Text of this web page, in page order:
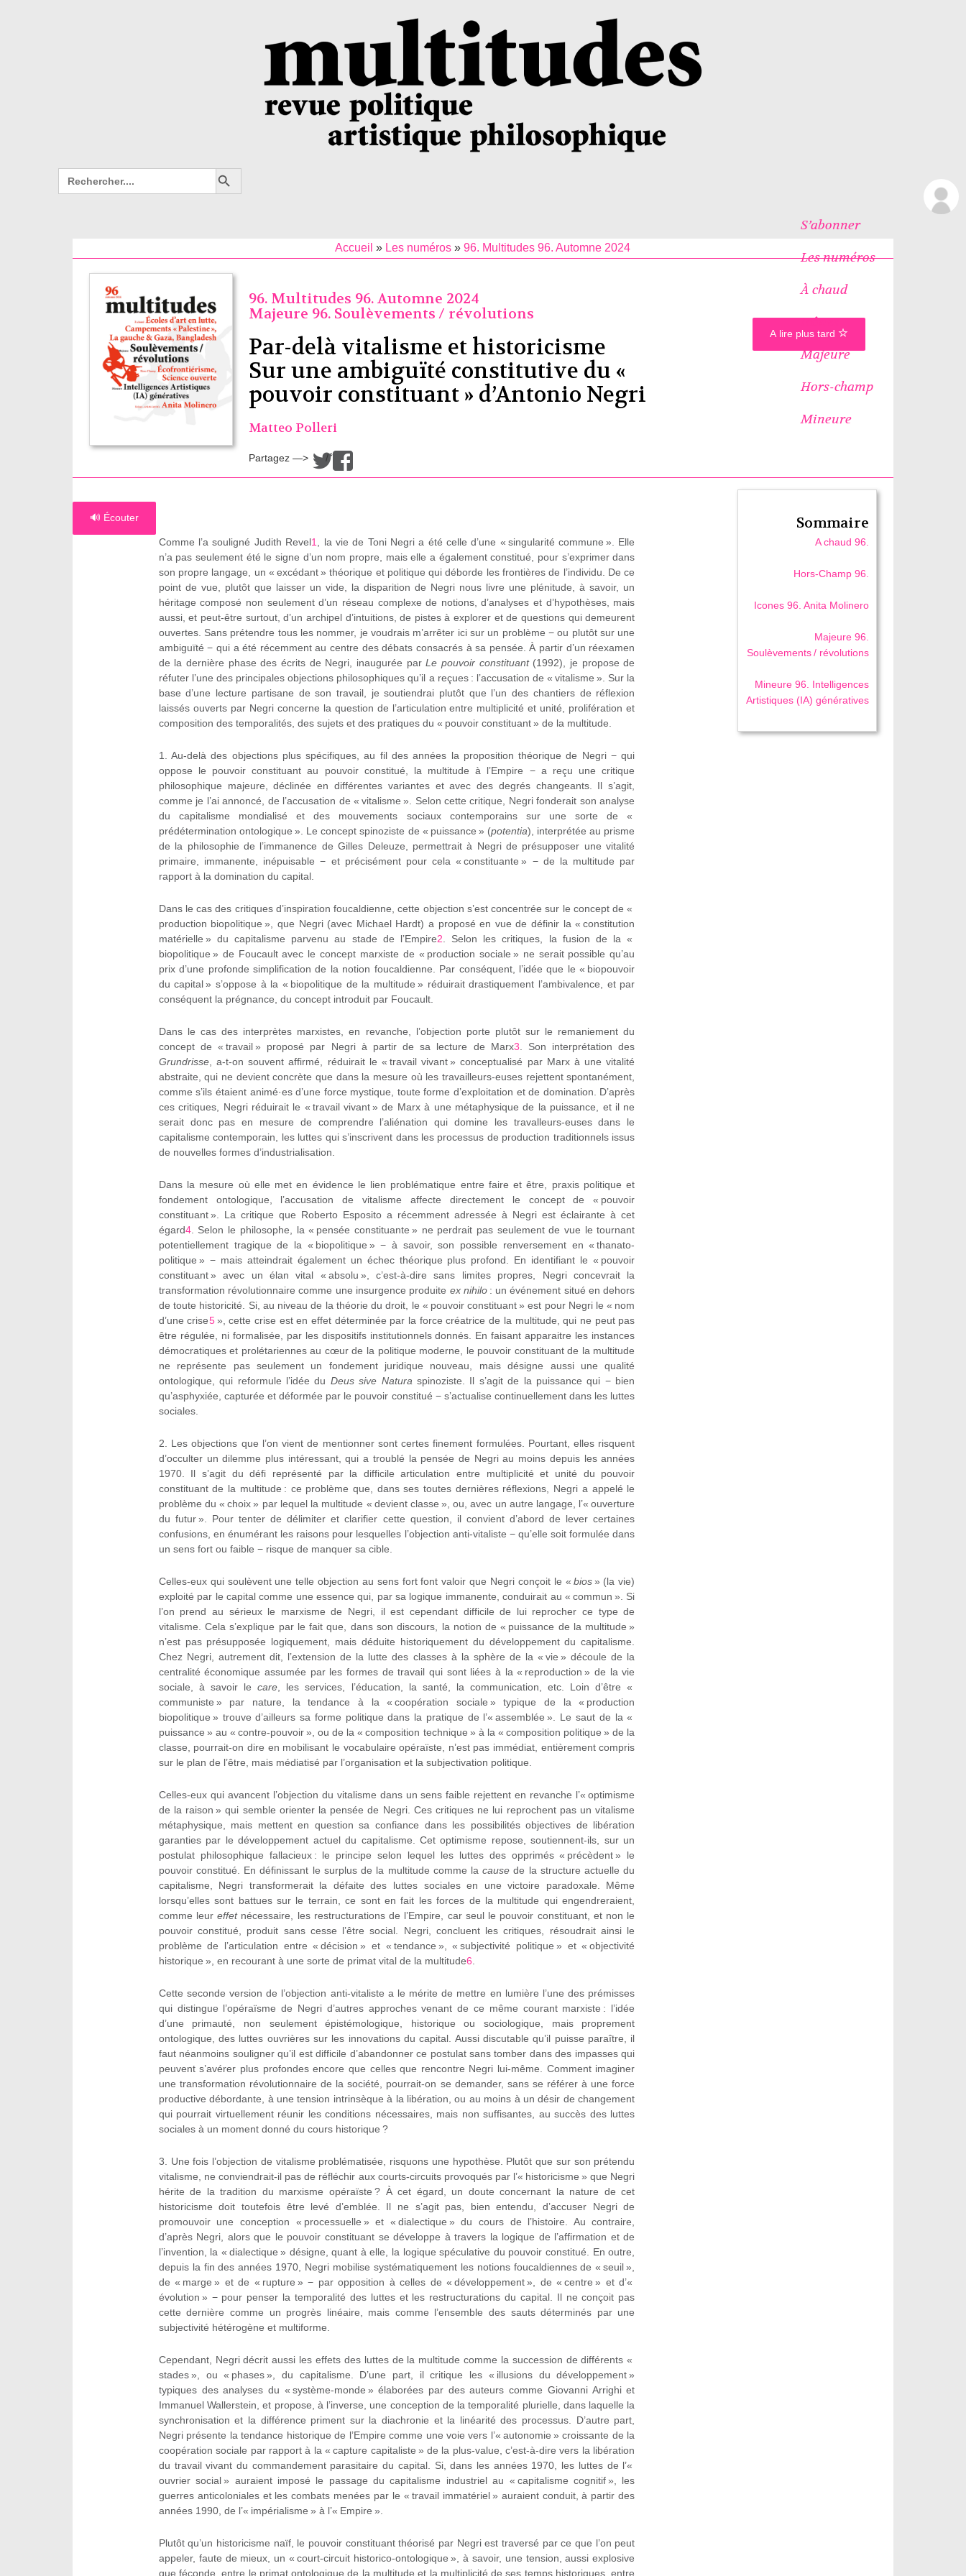
Search
for:
Search Button
S’abonner
Les numéros
À chaud
Icônes
Majeure
Hors-champ
Mineure
Accueil » Les numéros »96. Multitudes 96. Automne 2024
96. Multitudes 96. Automne 2024
Majeure 96. Soulèvements / révolutions
Par-delà vitalisme et historicisme
Sur une ambiguïté constitutive du «
pouvoir constituant » d’Antonio Negri
Matteo Polleri
Partagez —> /
🔊 Écouter
Comme l’a souligné Judith Revel1
, la vie de Toni Negri a été celle d’une « singularité commune ». Elle
n’a pas seulement été le signe d’un nom propre, mais elle a également constitué, pour s’exprimer dans
son propre langage, un « excédant » théorique et politique qui déborde les frontières de l’individu. De ce
point de vue, plutôt que laisser un vide, la disparition de Negri nous livre une plénitude, à savoir, un
héritage composé non seulement d’un réseau complexe de notions, d’analyses et d’hypothèses, mais
aussi, et peut-être surtout, d’un archipel d’intuitions, de pistes à explorer et de questions qui demeurent
ouvertes. Sans prétendre tous les nommer, je voudrais m’arrêter ici sur un problème − ou plutôt sur une
ambiguïté − qui a été récemment au centre des débats consacrés à sa pensée. À partir d’un réexamen
de la dernière phase des écrits de Negri, inaugurée parLe pouvoir constituant(1992), je propose de
réfuter l’une des principales objections philosophiques qu’il a reçues : l’accusation de « vitalisme ». Sur la
base d’une lecture partisane de son travail, je soutiendrai plutôt que l’un des chantiers de réflexion
laissés ouverts par Negri concerne la question de l’articulation entre multiplicité et unité, prolifération et
composition des temporalités, des sujets et des pratiques du « pouvoir constituant » de la multitude.
1.Au-delà des objections plus spécifiques, au fil des années la proposition théorique de Negri − qui
oppose le pouvoir constituant au pouvoir constitué, la multitude à l’Empire − a reçu une critique
philosophique majeure, déclinée en différentes variantes et avec des degrés changeants. Il s’agit,
comme je l’ai annoncé, de l’accusation de « vitalisme ». Selon cette critique, Negri fonderait son analyse
du capitalisme mondialisé et des mouvements sociaux contemporains sur une sorte de «
prédétermination ontologique ». Le concept spinoziste de « puissance » (potentia), interprétée au prisme
de la philosophie de l’immanence de Gilles Deleuze, permettrait à Negri de présupposer une vitalité
primaire, immanente, inépuisable − et précisément pour cela « constituante » − de la multitude par
rapport à la domination du capital.
Dans le cas des critiques d’inspiration foucaldienne, cette objection s’est concentrée sur le concept de «
production biopolitique », que Negri (avec Michael Hardt) a proposé en vue de définir la « constitution
matérielle » du capitalisme parvenu au stade de l’Empire2 . Selon les critiques, la fusion de la «
biopolitique » de Foucault avec le concept marxiste de « production sociale » ne serait possible qu’au
prix d’une profonde simplification de la notion foucaldienne. Par conséquent, l’idée que le « biopouvoir
du capital » s’oppose à la « biopolitique de la multitude » réduirait drastiquement l’ambivalence, et par
conséquent la prégnance, du concept introduit par Foucault.
Dans le cas des interprètes marxistes, en revanche, l’objection porte plutôt sur le remaniement du
concept de « travail » proposé par Negri à partir de sa lecture de Marx3 . Son interprétation des
Grundrisse, a-t-on souvent affirmé, réduirait le « travail vivant » conceptualisé par Marx à une vitalité
abstraite, qui ne devient concrète que dans la mesure où les travailleurs-euses rejettent spontanément,
comme s’ils étaient animé·es d’une force mystique, toute forme d’exploitation et de domination. D’après
ces critiques, Negri réduirait le « travail vivant » de Marx à une métaphysique de la puissance, et il ne
serait donc pas en mesure de comprendre l’aliénation qui domine les travalleurs-euses dans le
capitalisme contemporain, les luttes qui s’inscrivent dans les processus de production traditionnels issus
de nouvelles formes d’industrialisation.
Dans la mesure où elle met en évidence le lien problématique entre faire et être, praxis politique et
fondement ontologique, l’accusation de vitalisme affecte directement le concept de « pouvoir
constituant ». La critique que Roberto Esposito a récemment adressée à Negri est éclairante à cet
égard4. Selon le philosophe, la « pensée constituante » ne perdrait pas seulement de vue le tournant
potentiellement tragique de la « biopolitique » − à savoir, son possible renversement en « thanato-
politique » − mais atteindrait également un échec théorique plus profond. En identifiant le « pouvoir
constituant » avec un élan vital « absolu », c’est-à-dire sans limites propres, Negri concevrait la
transformation révolutionnaire comme une insurgence produite ex nihilo : un événement situé en dehors
de toute historicité. Si, au niveau de la théorie du droit, le « pouvoir constituant » est pour Negri le « nom
d’une crise5», cette crise est en effet déterminée par la force créatrice de la multitude, qui ne peut pas
être régulée, ni formalisée, par les dispositifs institutionnels donnés. En faisant apparaitre les instances
démocratiques et prolétariennes au cœur de la politique moderne, le pouvoir constituant de la multitude
ne représente pas seulement un fondement juridique nouveau, mais désigne aussi une qualité
ontologique, qui reformule l’idée du Deus sive Naturaspinoziste. Il s’agit de la puissance qui − bien
qu’asphyxiée, capturée et déformée par le pouvoir constitué − s’actualise continuellement dans les luttes
sociales.
2. Les objections que l’on vient de mentionner sont certes finement formulées. Pourtant, elles risquent
d’occulter un dilemme plus intéressant, qui a troublé la pensée de Negri au moins depuis les années
1970. Il s’agit du défi représenté par la difficile articulation entre multiplicité et unité du pouvoir
constituant de la multitude : ce problème que, dans ses toutes dernières réflexions, Negri a appelé le
problème du « choix » par lequel la multitude « devient classe », ou, avec un autre langage, l’« ouverture
du futur ». Pour tenter de délimiter et clarifier cette question, il convient d’abord de lever certaines
confusions, en énumérant les raisons pour lesquelles l’objection anti-vitaliste − qu’elle soit formulée dans
un sens fort ou faible − risque de manquer sa cible.
Celles-eux qui soulèvent une telle objection au sens fort font valoir que Negri conçoit le « bios» (la vie)
exploité par le capital comme une essence qui, par sa logique immanente, conduirait au « commun ». Si
l’on prend au sérieux le marxisme de Negri, il est cependant difficile de lui reprocher ce type de
vitalisme. Cela s’explique par le fait que, dans son discours, la notion de « puissance de la multitude »
n’est pas présupposée logiquement, mais déduite historiquement du développement du capitalisme.
Chez Negri, autrement dit, l’extension de la lutte des classes à la sphère de la « vie » découle de la
centralité économique assumée par les formes de travail qui sont liées à la « reproduction » de la vie
sociale, à savoir lecare , les services, l’éducation, la santé, la communication, etc. Loin d’être «
communiste » par nature, la tendance à la « coopération sociale » typique de la « production
biopolitique » trouve d’ailleurs sa forme politique dans la pratique de l’« assemblée ». Le saut de la «
puissance » au « contre-pouvoir », ou de la « composition technique » à la « composition politique » de la
classe, pourrait-on dire en mobilisant le vocabulaire opéraïste, n’est pas immédiat, entièrement compris
sur le plan de l’être, mais médiatisé par l’organisation et la subjectivation politique.
Celles-eux qui avancent l’objection du vitalisme dans un sens faible rejettent en revanche l’« optimisme
de la raison » qui semble orienter la pensée de Negri. Ces critiques ne lui reprochent pas un vitalisme
métaphysique, mais mettent en question sa confiance dans les possibilités objectives de libération
garanties par le développement actuel du capitalisme. Cet optimisme repose, soutiennent-ils, sur un
postulat philosophique fallacieux : le principe selon lequel les luttes des opprimés « précèdent » le
pouvoir constitué. En définissant le surplus de la multitude comme lacause de la structure actuelle du
capitalisme, Negri transformerait la défaite des luttes sociales en une victoire paradoxale. Même
lorsqu’elles sont battues sur le terrain, ce sont en fait les forces de la multitude qui engendreraient,
comme leureffetnécessaire, les restructurations de l’Empire, car seul le pouvoir constituant, et non le
pouvoir constitué, produit sans cesse l’être social. Negri, concluent les critiques, résoudrait ainsi le
problème de l’articulation entre « décision » et « tendance », « subjectivité politique » et « objectivité
historique », en recourant à une sorte de primat vital de la multitude6
Cette seconde version de l’objection anti-vitaliste a le mérite de mettre en lumière l’une des prémisses
qui distingue l’opéraïsme de Negri d’autres approches venant de ce même courant marxiste : l’idée
d’une primauté, non seulement épistémologique, historique ou sociologique, mais proprement
ontologique, des luttes ouvrières sur les innovations du capital. Aussi discutable qu’il puisse paraître, il
faut néanmoins souligner qu’il est difficile d’abandonner ce postulat sans tomber dans des impasses qui
peuvent s’avérer plus profondes encore que celles que rencontre Negri lui-même. Comment imaginer
une transformation révolutionnaire de la société, pourrait-on se demander, sans se référer à une force
productive débordante, à une tension intrinsèque à la libération, ou au moins à un désir de changement
qui pourrait virtuellement réunir les conditions nécessaires, mais non suffisantes, au succès des luttes
sociales à un moment donné du cours historique ?
3. Une fois l’objection de vitalisme problématisée, risquons une hypothèse. Plutôt que sur son prétendu
vitalisme, ne conviendrait-il pas de réfléchir aux courts-circuits provoqués par l’« historicisme » que Negri
hérite de la tradition du marxisme opéraïste ? À cet égard, un doute concernant la nature de cet
historicisme doit toutefois être levé d’emblée. Il ne s’agit pas, bien entendu, d’accuser Negri de
promouvoir une conception « processuelle » et « dialectique » du cours de l’histoire. Au contraire,
d’après Negri, alors que le pouvoir constituant se développe à travers la logique de l’affirmation et de
l’invention, la « dialectique » désigne, quant à elle, la logique spéculative du pouvoir constitué. En outre,
depuis la fin des années 1970, Negri mobilise systématiquement les notions foucaldiennes de « seuil »,
de « marge » et de « rupture » − par opposition à celles de « développement », de « centre » et d’«
évolution » − pour penser la temporalité des luttes et les restructurations du capital. Il ne conçoit pas
cette dernière comme un progrès linéaire, mais comme l’ensemble des sauts déterminés par une
subjectivité hétérogène et multiforme.
Cependant, Negri décrit aussi les effets des luttes de la multitude comme la succession de différents «
stades », ou « phases », du capitalisme. D’une part, il critique les « illusions du développement »
typiques des analyses du « système-monde » élaborées par des auteurs comme Giovanni Arrighi et
Immanuel Wallerstein, et propose, à l’inverse, une conception de la temporalité plurielle, dans laquelle la
synchronisation et la différence priment sur la diachronie et la linéarité des processus. D’autre part,
Negri présente la tendance historique de l’Empire comme une voie vers l’« autonomie » croissante de la
coopération sociale par rapport à la « capture capitaliste » de la plus-value, c’est-à-dire vers la libération
du travail vivant du commandement parasitaire du capital. Si, dans les années 1970, les luttes de l’«
ouvrier social » auraient imposé le passage du capitalisme industriel au « capitalisme cognitif », les
guerres anticoloniales et les combats menées par le « travail immatériel » auraient conduit, à partir des
années 1990, de l’« impérialisme » à l’« Empire ».
Plutôt qu’un historicisme naïf, le pouvoir constituant théorisé par Negri est traversé par ce que l’on peut
appeler, faute de mieux, un « court-circuit historico-ontologique », à savoir, une tension, aussi explosive
que féconde, entre le primat ontologique de la multitude et la multiplicité de ses temps historiques, entre
A lire plus tard
Sommaire
A chaud 96.
Hors-Champ 96.
Icones 96. Anita Molinero
Majeure 96.
Soulèvements / révolutions
Mineure 96. Intelligences
Artistiques (IA) génératives